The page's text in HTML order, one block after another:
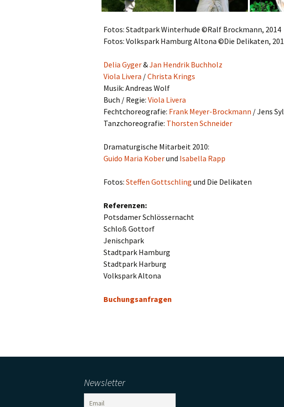
Fotos: Stadtpark Winterhude ©Ralf Brockmann, 2014
Fotos: Volkspark Hamburg Altona ©Die Delikaten,
Delia Gyger&Jan Hendrik Buchholz
Viola Livera /Christa Krings
Musik: Andreas Wolf
Buch / Regie: Viola Livera
Fechtchoreografie: Frank Meyer-Brockmann / Jens
Tanzchoreografie: Thorsten Schneider
Dramaturgische Mitarbeit 2010:
Guido Maria Koberund Isabella Rapp
Fotos: Steffen Gottschling und Die Delikaten
Referenzen:
Potsdamer Schlössernacht
Schloß Gottorf
Jenischpark
Stadtpark Hamburg
Stadtpark Harburg
Volkspark Altona
Buchungsanfragen
Newsletter